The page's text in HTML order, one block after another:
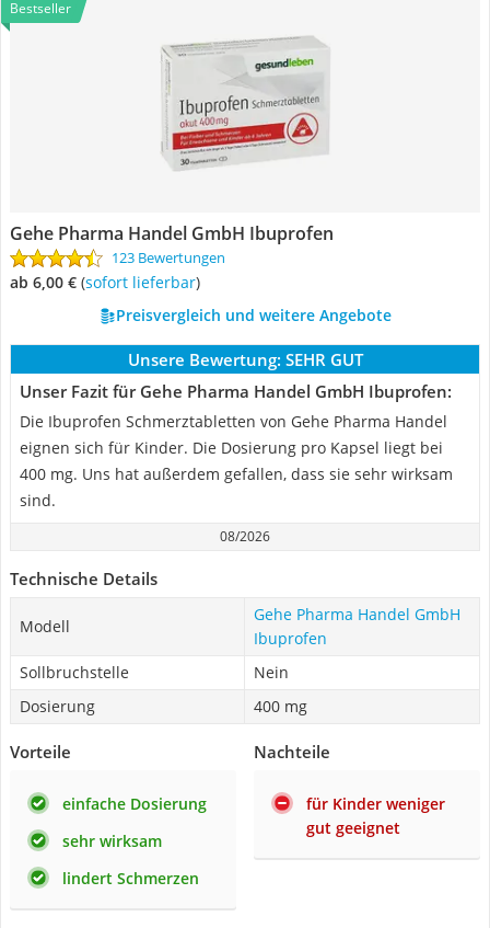
Bestseller
Gehe Pharma Handel GmbH Ibuprofen
123 Bewertungen
ab 6,00 € ( Sofort lieferbar)
Preisvergleich und weitere Angebote
Unsere Bewertung: SEHR GUT
Unser Fazit für Gehe Pharma Handel GmbH Ibuprofen:
Die Ibuprofen Schmerztabletten von Gehe Pharma Handel
eignen sich für Kinder. Die Dosierung pro Kapsel liegt bei
400 mg. Uns hat außerdem gefallen, dass sie sehr wirksam
sind.
08/2026
Technische Details
Modell
Gehe Pharma Handel GmbH
Ibuprofen
Sollbruchstelle
Nein
Dosierung
400 mg
Vorteile
einfache Dosierung
sehr wirksam
lindert Schmerzen
Nachteile
für Kinder weniger
gut geeignet